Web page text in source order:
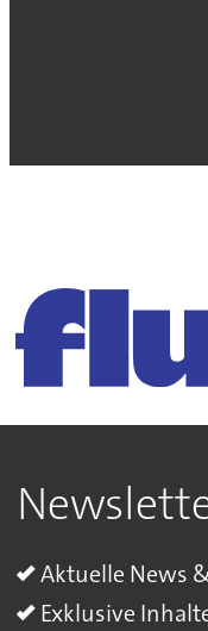
Aktuelle News
Exklusive